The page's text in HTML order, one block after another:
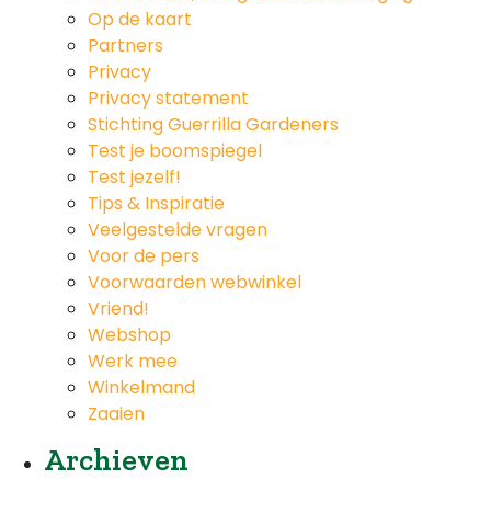
Op de kaart
Partners
Privacy
Privacy statement
Stichting Guerrilla Gardeners
Test je boomspiegel
Test jezelf!
Tips & Inspiratie
Veelgestelde vragen
Voor de pers
Voorwaarden webwinkel
Vriend!
Webshop
Werk mee
Winkelmand
Zaaien
Archieven